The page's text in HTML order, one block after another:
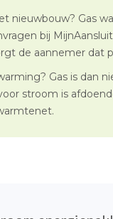
nieuwbouw? Gas
bij
de aannemer dat
Gas is dan
stroom is